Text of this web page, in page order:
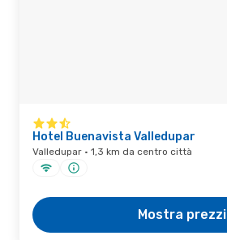
Hotel Buenavista Valledupar
Valledupar · 1,3 km da centro città
Mostra prezzi